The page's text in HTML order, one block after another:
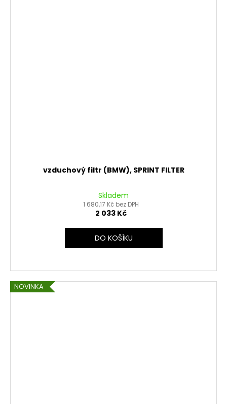
vzduchový filtr (BMW), SPRINT FILTER
Skladem
1 680,17 Kč bez DPH
2 033 Kč
DO KOŠÍKU
NOVINKA